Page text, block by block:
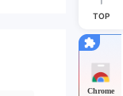
TOP
Chrome